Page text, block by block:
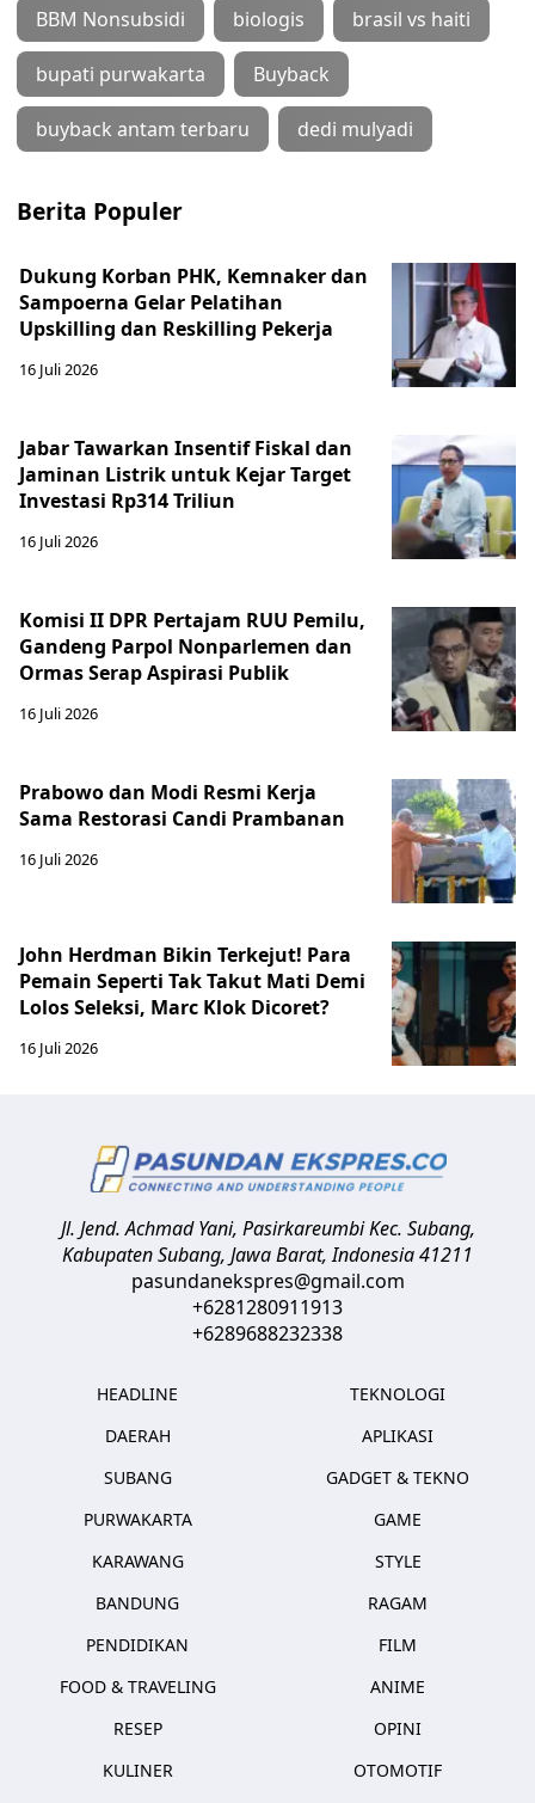
BBM Nonsubsidi biologis brasil vs haiti
bupati purwakarta Buyback
buyback antam terbaru dedi mulyadi
Berita Populer
Dukung Korban PHK, Kemnaker dan
Sampoerna Gelar Pelatihan
Upskilling dan Reskilling Pekerja
16 Juli 2026
Jabar Tawarkan Insentif Fiskal dan
Jaminan Listrik untuk Kejar Target
Investasi Rp314 Triliun
16 Juli 2026
Komisi II DPR Pertajam RUU Pemilu,
Gandeng Parpol Nonparlemen dan
Ormas Serap Aspirasi Publik
16 Juli 2026
Prabowo dan Modi Resmi Kerja
Sama Restorasi Candi Prambanan
16 Juli 2026
John Herdman Bikin Terkejut! Para
Pemain Seperti Tak Takut Mati Demi
Lolos Seleksi, Marc Klok Dicoret?
16 Juli 2026
Jl. Jend. Achmad Yani, Pasirkareumbi Kec. Subang,
Kabupaten Subang, Jawa Barat,Indonesia41211
pasundanekspres@gmail.com
+6281280911913
+6289688232338
HEADLINE
DAERAH
SUBANG
PURWAKARTA
KARAWANG
BANDUNG
PENDIDIKAN
FOOD & TRAVELING
RESEP
KULINER
TEKNOLOGI
APLIKASI
GADGET & TEKNO
GAME
STYLE
RAGAM
FILM
ANIME
OPINI
OTOMOTIF